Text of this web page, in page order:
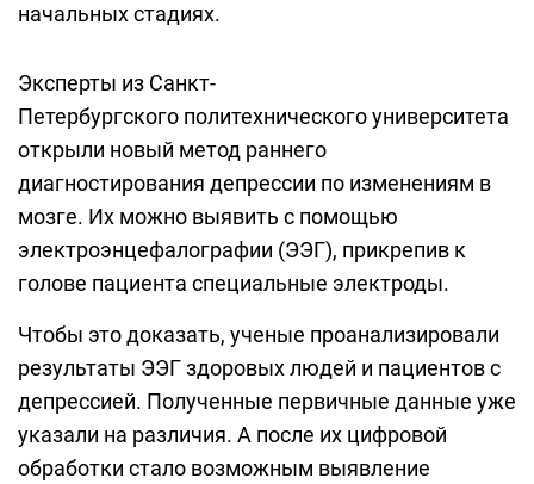
начальных стадиях.
Эксперты из Санкт-
Петербургского политехнического университета
открыли новый метод раннего
диагностирования депрессии по изменениям в
мозге. Их можно выявить с помощью
электроэнцефалографии (ЭЭГ), прикрепив к
голове пациента специальные электроды.
Чтобы это доказать, ученые проанализировали
результаты ЭЭГ здоровых людей и пациентов с
депрессией. Полученные первичные данные уже
указали на различия. А после их цифровой
обработки стало возможным выявление